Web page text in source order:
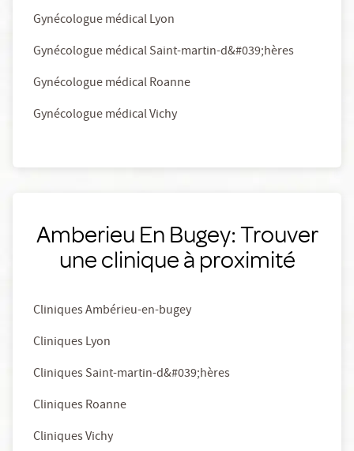
Gynécologue médical Lyon
Gynécologue médical Saint-martin-d&#039;hères
Gynécologue médical Roanne
Gynécologue médical Vichy
Amberieu En Bugey: Trouver
une clinique à proximité
Cliniques Ambérieu-en-bugey
Cliniques Lyon
Cliniques Saint-martin-d&#039;hères
Cliniques Roanne
Cliniques Vichy